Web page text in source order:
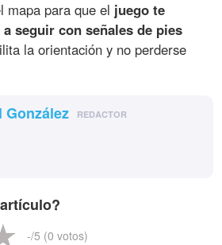
mapa para que el juego te
seguir con señales de pies
la orientación y no perderse
González REDACTOR
-/5 (0 votos)